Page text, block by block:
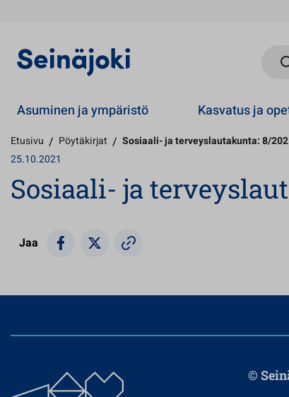
Asuminen ja ympäristö Kasvatus ja
Etusivu / Pöytäkirjat / Sosiaali- ja terveyslautakunta: 8/
25.10.2021
Sosiaali- ja
Jaa
©